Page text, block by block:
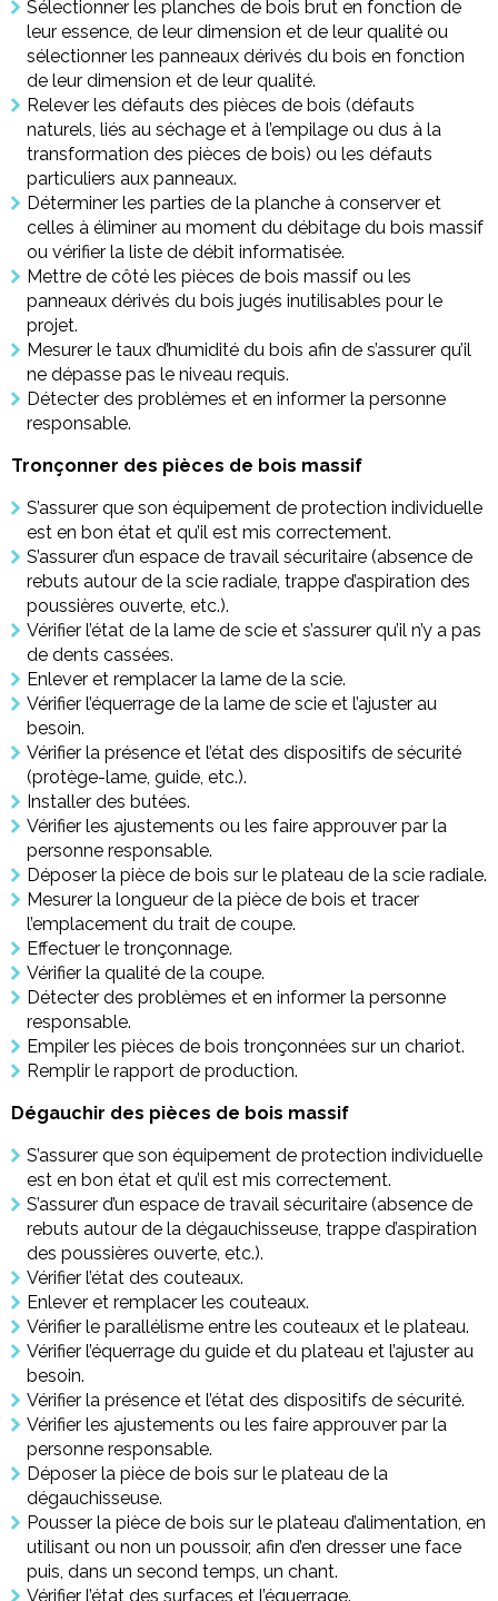
Sélectionner les planches de bois brut en fonction de
leur essence, de leur dimension et de leur qualité ou
sélectionner les panneaux dérivés du bois en fonction
de leur dimension et de leur qualité.
Relever les défauts des pièces de bois (défauts
naturels, liés au séchage et à l’empilage ou dus à la
transformation des pièces de bois) ou les défauts
particuliers aux panneaux.
Déterminer les parties de la planche à conserver et
celles à éliminer au moment du débitage du bois massif
ou vérifier la liste de débit informatisée.
Mettre de côté les pièces de bois massif ou les
panneaux dérivés du bois jugés inutilisables pour le
projet.
Mesurer le taux d’humidité du bois afin de s’assurer qu’il
ne dépasse pas le niveau requis.
Détecter des problèmes et en informer la personne
responsable.
Tronçonner des pièces de bois massif
S’assurer que son équipement de protection individuelle
est en bon état et qu’il est mis correctement.
S’assurer d’un espace de travail sécuritaire (absence de
rebuts autour de la scie radiale, trappe d’aspiration des
poussières ouverte, etc.).
Vérifier l’état de la lame de scie et s’assurer qu’il n’y a pas
de dents cassées.
Enlever et remplacer la lame de la scie.
Vérifier l’équerrage de la lame de scie et l’ajuster au
besoin.
Vérifier la présence et l’état des dispositifs de sécurité
(protège-lame, guide, etc.).
Installer des butées.
Vérifier les ajustements ou les faire approuver par la
personne responsable.
Déposer la pièce de bois sur le plateau de la scie radiale.
Mesurer la longueur de la pièce de bois et tracer
l’emplacement du trait de coupe.
Effectuer le tronçonnage.
Vérifier la qualité de la coupe.
Détecter des problèmes et en informer la personne
responsable.
Empiler les pièces de bois tronçonnées sur un chariot.
Remplir le rapport de production.
Dégauchir des pièces de bois massif
S’assurer que son équipement de protection individuelle
est en bon état et qu’il est mis correctement.
S’assurer d’un espace de travail sécuritaire (absence de
rebuts autour de la dégauchisseuse, trappe d’aspiration
des poussières ouverte, etc.).
Vérifier l’état des couteaux.
Enlever et remplacer les couteaux.
Vérifier le parallélisme entre les couteaux et le plateau.
Vérifier l’équerrage du guide et du plateau et l’ajuster au
besoin.
Vérifier la présence et l’état des dispositifs de sécurité.
Vérifier les ajustements ou les faire approuver par la
personne responsable.
Déposer la pièce de bois sur le plateau de la
dégauchisseuse.
Pousser la pièce de bois sur le plateau d’alimentation, en
utilisant ou non un poussoir, afin d’en dresser une face
puis, dans un second temps, un chant.
Vérifier l’état des surfaces et l’équerrage.